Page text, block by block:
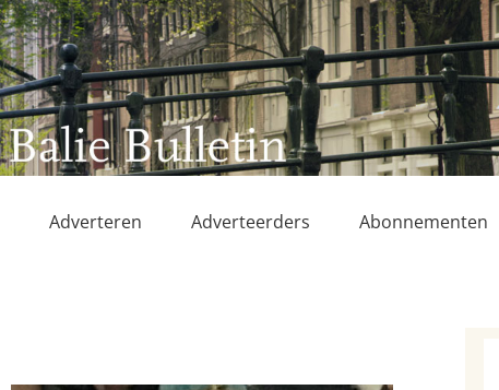
Adverteren Adverteerders Abonnementen